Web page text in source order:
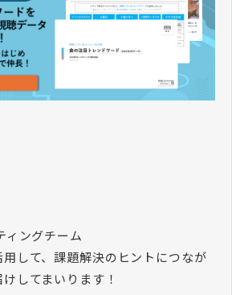
ィングチーム
して、課題解決のヒントにつなが
してまいります！